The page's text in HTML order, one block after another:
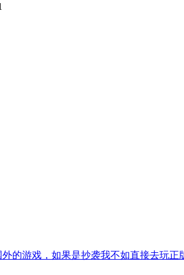
的游戏，如果是抄袭我不如直接去玩正